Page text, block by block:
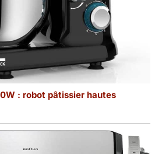
: robot pâtissier hautes